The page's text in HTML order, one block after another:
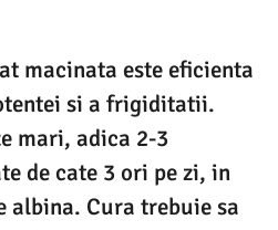
macinata este eficienta
si a frigiditatii.
mari, adica 2-3
de cate 3 ori pe zi, in
albina. Cura trebuie sa